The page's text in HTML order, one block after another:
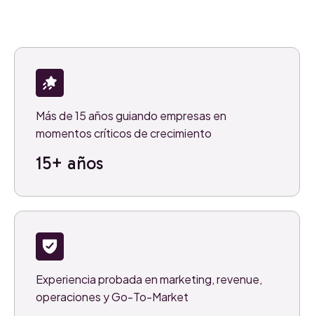
15+ años
Más de 15 años guiando empresas en
momentos críticos de crecimiento
Experiencia probada en marketing, revenue,
operaciones y Go-To-Market